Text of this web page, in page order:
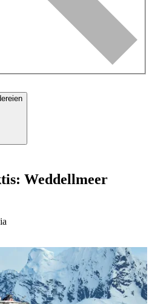
Weddellmeer